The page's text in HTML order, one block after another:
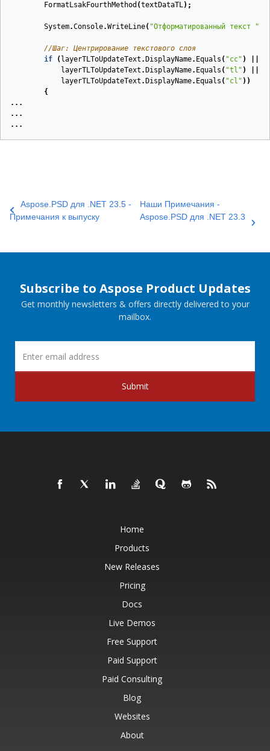
FormatLsakFourthMethod (textDataTL);
System.Console.WriteLine( "Отформатированный текст "
//Шаг: Центрирование текстового слоя
if
( layerTLToUpdateText . DisplayName. Equals ( "cc" )
layerTLToUpdateText . DisplayName. Equals ( "tl" )
layerTLToUpdateText . DisplayName. Equals ( "cl" ))
{
...
...
...
Aspose.PSD для .NET 23.5 -
Примечания к выпуску
Наши Примечания -
Aspose.PSD для .NET 23.3
Subscribe to Aspose Product Updates
Get monthly newsletters & offers directly delivered to your
mailbox.
Submit
Home
Products
New Releases
Pricing
Docs
Live Demos
Free Support
Paid Support
Paid Consulting
Blog
Websites
About